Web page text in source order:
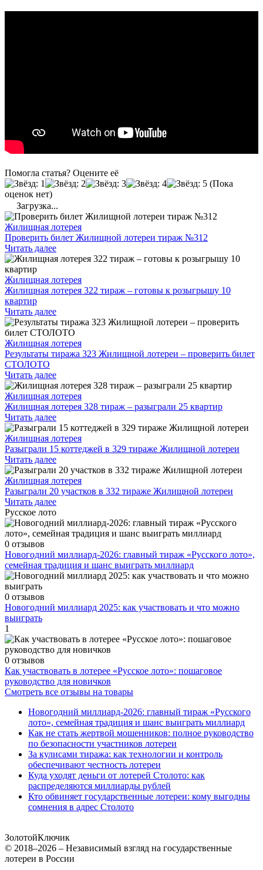
Помогла статья? Оцените её
(Пока
оценок нет)
Загрузка...
Жилищная лотерея
Проверить билет Жилищной лотереи тираж №312
Читать далее
Жилищная лотерея
Жилищная лотерея 322 тираж – готовы к розыгрышу 10
квартир
Читать далее
Жилищная лотерея
Результаты тиража 323 Жилищной лотереи – проверить билет
СТОЛОТО
Читать далее
Жилищная лотерея
Жилищная лотерея 328 тираж – разыграли 25 квартир
Читать далее
Жилищная лотерея
Разыграли 15 коттеджей в 329 тираже Жилищной лотереи
Читать далее
Жилищная лотерея
Разыграли 20 участков в 332 тираже Жилищной лотереи
Читать далее
Русское лото
0 отзывов
Новогодний миллиард-2026: главный тираж «Русского лото»,
семейная традиция и шанс выиграть миллиард
0 отзывов
Новогодний миллиард 2025: как участвовать и что можно
выиграть
1
0 отзывов
Как участвовать в лотерее «Русское лото»: пошаговое
руководство для новичков
Смотреть все отзывы на товары
Новогодний миллиард-2026: главный тираж «Русского
лото», семейная традиция и шанс выиграть миллиард
Как не стать жертвой мошенников: полное руководство
по безопасности участников лотереи
За кулисами тиража: как технологии и контроль
обеспечивают честность лотереи
Куда уходят деньги от лотерей Столото: как
распределяются миллиарды рублей
Кто обвиняет государственные лотереи: кому выгодны
сомнения в адрес Столото
ЗолотойКлючик
© 2018–2026 – Независимый взгляд на государственные
лотереи в России